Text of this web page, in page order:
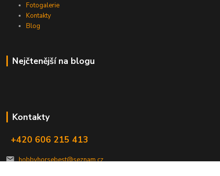
Fotogalerie
Kontakty
Blog
Nejčtenější na blogu
Kontakty
+420 606 215 413
hobbyhorsebest@seznam.cz